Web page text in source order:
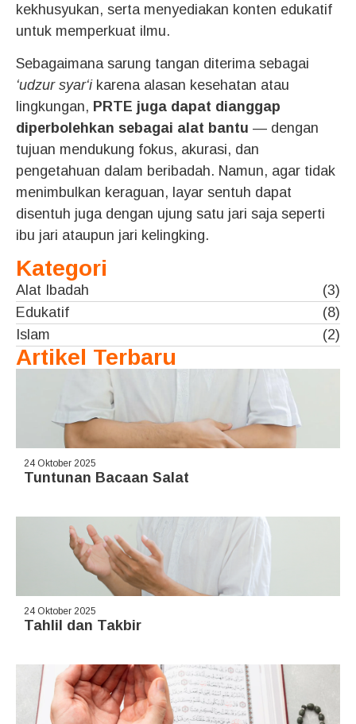
kekhusyukan, serta menyediakan konten edukatif
untuk memperkuat ilmu.
Sebagaimana sarung tangan diterima sebagai
‘udzur syar‘ikarena alasan kesehatan atau
lingkungan, PRTE juga dapat dianggap
diperbolehkan sebagai alat bantu — dengan
tujuan mendukung fokus, akurasi, dan
pengetahuan dalam beribadah. Namun, agar tidak
menimbulkan keraguan, layar sentuh dapat
disentuh juga dengan ujung satu jari saja seperti
ibu jari ataupun jari kelingking.
Kategori
Alat Ibadah
(3)
Edukatif
(8)
Islam
(2)
Artikel Terbaru
24 Oktober 2025
Tuntunan Bacaan Salat
24 Oktober 2025
Tahlil dan Takbir